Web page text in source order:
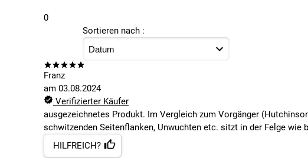
0
Sortieren nach :
Franz
am 03.08.2024
Verifizierter Käufer
ausgezeichnetes Produkt. Im Vergleich zum Vorgänger
schwitzenden Seitenflanken, Unwuchten etc. sitzt in der Felge wie
HILFREICH?